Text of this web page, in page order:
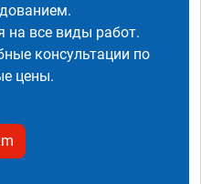
на все виды работ.
консультации по
цены.